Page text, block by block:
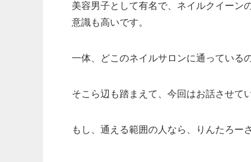
美容男子として有名で、ネイルクイーン
意識も高いです。
一体、どこのネイルサロンに通っている
そこら辺も踏まえて、今回はお話させて
もし、通える範囲の人なら、りんたろー